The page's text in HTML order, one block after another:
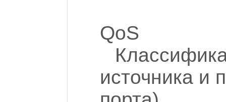
QoS
источника и